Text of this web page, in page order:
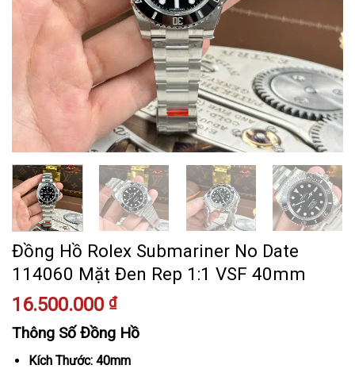
Đồng Hồ Rolex Submariner No Date
114060 Mặt Đen Rep 1:1 VSF 40mm
16.500.000 ₫
Thông Số Đồng Hồ
Kích Thước: 40mm